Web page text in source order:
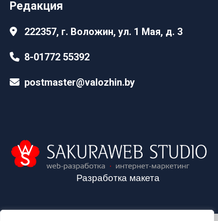
Редакция
222357, г. Воложин, ул. 1 Мая, д. 3
8-01772 55392
postmaster@valozhin.by
Разработка макета